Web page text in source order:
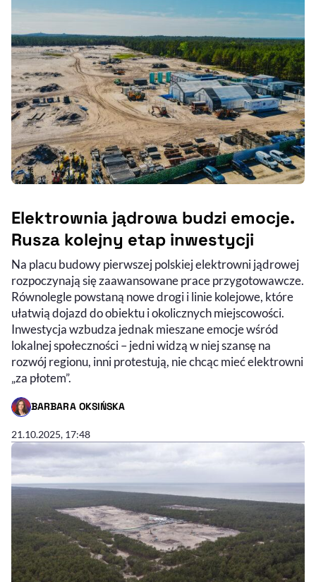
Elektrownia jądrowa budzi emocje.
Rusza kolejny etap inwestycji
Na placu budowy pierwszej polskiej elektrowni jądrowej
rozpoczynają się zaawansowane prace przygotowawcze.
Równolegle powstaną nowe drogi i linie kolejowe, które
ułatwią dojazd do obiektu i okolicznych miejscowości.
Inwestycja wzbudza jednak mieszane emocje wśród
lokalnej społeczności – jedni widzą w niej szansę na
rozwój regionu, inni protestują, nie chcąc mieć elektrowni
„za płotem”.
BARBARA OKSIŃSKA
- AUTOR ARTYKUŁU - PROFIL
21.10.2025, 17:48